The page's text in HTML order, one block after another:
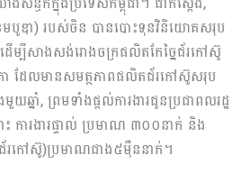
មបូឌា) របស់ចិន បានបោះទុនវិនិយោគសរុប
ម្បីសាងសង់រោងចក្រផលិតកែច្នៃជ័រកៅស៊ូ
ដែលមានសមត្ថភាពផលិតជ័រកៅស៊ូសរុប
នាំ, ព្រមទាំងផ្តល់ការងារជូនប្រជាពលរដ្ឋ
ះ ការងារផ្ទាល់ ប្រមាណ ៣០០នាក់ និង
ជ័រកៅស៊ូ)ប្រមាណជាង៥ម៉ឺននាក់។